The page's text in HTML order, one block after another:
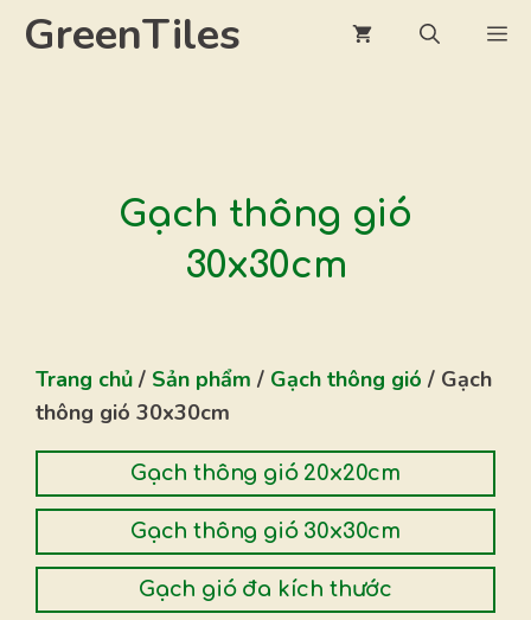
Chuyển
đếnGreenTiles
Gạch thông gió
30x30cm
Trang chủ / Sản phẩm / Gạch thông gió / Gạch
thông gió 30x30cm
Gạch thông gió 20x20cm
Gạch thông gió 30x30cm
Gạch gió đa kích thước